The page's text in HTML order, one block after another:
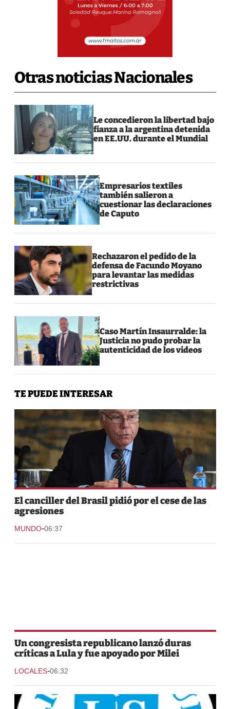
Otras noticias Nacionales
Le concedieron la libertad bajo
fianza a la argentina detenida
en EE.UU. durante el Mundial
Empresarios textiles
también salieron a
cuestionar las declaraciones
de Caputo
Rechazaron el pedido de la
defensa de Facundo Moyano
para levantar las medidas
restrictivas
Caso Martín Insaurralde: la
Justicia no pudo probar la
autenticidad de los videos
TE PUEDE INTERESAR
El canciller del Brasil pidió por el cese de las
agresiones
MUNDO-06:37
Un congresista republicano lanzó duras
críticas a Lula y fue apoyado por Milei
LOCALES-06:32